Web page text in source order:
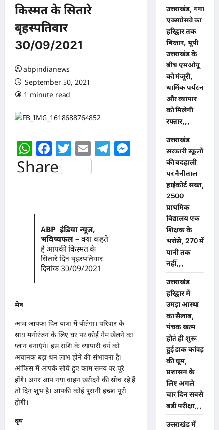
किस्मत के सितारे
बृहस्पतिवार
30/09/2021
abpindianews
September 30, 2021
1 minute read
WhatsApp
Facebook
Twitter
EmailTelegram
Messenger
Share
ABP इंडिया न्यूज,
भविष्यफल –क्या कहते
हैं आपकी किस्मत के
सितारे दिन बृहस्पतिवार
दिनांक 30/09/2021
मेष
आज आपका दिन यात्रा में बीतेगा। परिवार के
साथ मनोरंजन के लिए घर पर कोई गेम खेलने का
प्लान बनाएंगे। इस राशि के व्यापारी वर्ग को
अचानक बड़ा धन लाभ होने की संभावना है।
ऑफिस में आपके सोचे हुए काम समय पर पूरे
होंगे। अगर आप नया वाहन खरीदने की सोच रहे हैं
तो दिन शुभ है। आपकी कोई पुरानी इच्छा पूरी
होगी।
वृष
उत्तराखंड, गंगा
एक्सप्रेसवे का
हरिद्वार तक
विस्तार, यूपी-
उत्तराखंड के
बीच एमओयू
को मंजूरी,
धार्मिक पर्यटन
और व्यापार
को मिलेगी
रफ्तार,,,
उत्तराखंड
सरकारी स्कूलों
की बदहाली
पर नैनीताल
हाईकोर्ट सख्त,
2500
प्राथमिक
विद्यालय एक
शिक्षक के
भरोसे, 270 में
पानी तक
नहीं,,,
उत्तराखंड
हरिद्वार में
उमड़ा आस्था
का सैलाब,
पंचक खत्म
होते ही शुरू
हुई डाक कांवड़
की धूम,
प्रशासन के
लिए अगले
चार दिन सबसे
बड़ी परीक्षा,,,
उत्तराखंड में